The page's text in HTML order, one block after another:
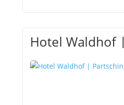
Hotel Waldhof |